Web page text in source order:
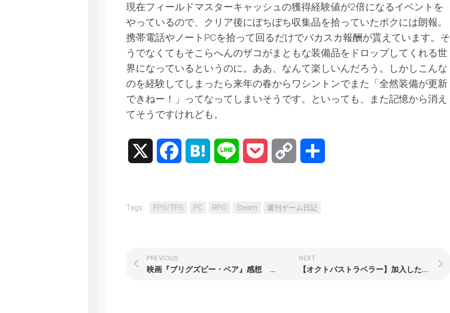
現在フィールドマスターキャッシュの獲得経験値が2倍になるイベントを
やっているので、クリア後にぼちぼち収集品を拾っていたボクには朗報。
携帯電話やノートPCを拾って回るだけでバカスカ報酬が貰えています。そ
うでなくてもそこらへんのザコがまともな装備品をドロップしてくれる世
界になっているというのに。ああ、なんて楽しいんだろう。しかしこんな
のを経験してしまったら来年の春からワシントンでまた「全然装備が更新
できねー！」ってなってしまいそうです。といっても、また記憶から消え
てそうですけれども。
FacebookHatena Line Pocket Copy
Tags: FPS/TPS PC RPG Steam 週刊ゲーム日記
NEXT
【オクトパストラベラー】加入した仲間たちが全員強キャラに見えてしまった週刊ゲーム日記
PREVIOUS
映画『ブリグズビー・ベア』感想 大切なことはすべてクマから教わったジェームスが教えてくれる